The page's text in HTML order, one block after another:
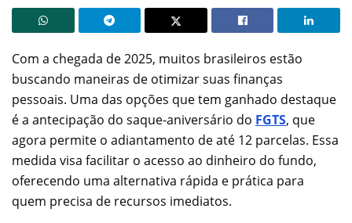
Com a chegada de 2025, muitos brasileiros estão
buscando maneiras de otimizar suas finanças
pessoais. Uma das opções que tem ganhado destaque
é a antecipação do saque-aniversário do FGTS, que
agora permite o adiantamento de até 12 parcelas. Essa
medida visa facilitar o acesso ao dinheiro do fundo,
oferecendo uma alternativa rápida e prática para
quem precisa de recursos imediatos.